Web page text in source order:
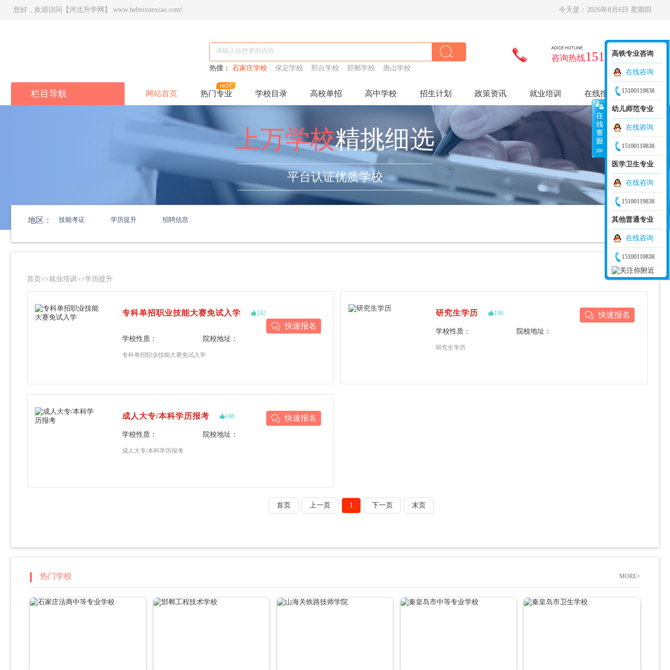
您好，欢迎访问【河北升学网】 www.hebeixuexiao.com! 今天是： 2026年8月6日 星期四
咨询热线15100119838
热搜： 石家庄学校 保定学校 邢台学校 邯郸学校 唐山学校
栏目导航 网站首页 热门专业 学校目录 高校单招 高中学校 招生计划 政策资讯 就业培训 在线报名
上万学校精挑细选
平台认证优质学校
地区： 技能考证 学历提升 招聘信息
首页 >>就业培训 >>学历提升
专科单招职业技能大赛免试入学 242
快速报名
学校性质： 院校地址：
专科单招职业技能大赛免试入学
研究生学历 198 快速报名
学校性质： 院校地址：
研究生学历
成人大专/本科学历报考 188 快速报名
学校性质： 院校地址：
成人大专/本科学历报考
首页 上一页 1 下一页 末页
热门学校 MORE+
高铁专业咨询
在线咨询
15100119838
幼儿师范专业
在线咨询
15100119838
医学卫生专业
在线咨询
15100119838
其他普通专业
在线咨询
15100119838